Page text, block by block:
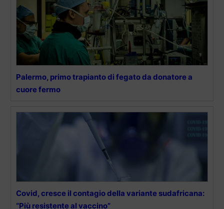
Palermo, primo trapianto di fegato da donatore a
cuore fermo
Covid, cresce il contagio della variante sudafricana:
“Più resistente al vaccino”